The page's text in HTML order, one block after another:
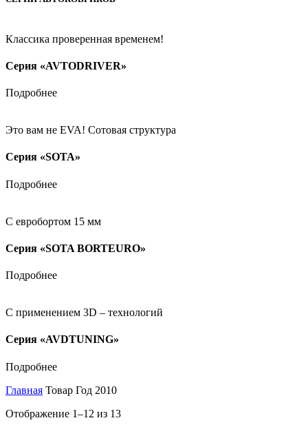
Классика проверенная временем!
Серия «AVTODRIVER»
Подробнее
Это вам не EVA! Сотовая структура
Серия «SOTA»
Подробнее
С евробортом 15 мм
Серия «SOTA BORTEURO»
Подробнее
С применением 3D – технологий
Серия «AVDTUNING»
Подробнее
Главная Товар Год 2010
Отображение 1–12 из 13